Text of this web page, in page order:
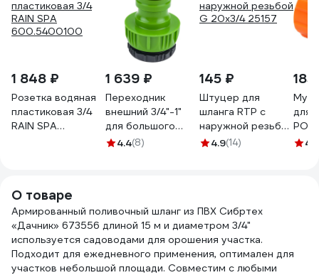
1 848 ₽
Розетка водяная
пластиковая 3/4
RAIN SPA
1 639 ₽
Переходник
внешний 3/4"-1"
для большого
объема воды USP
4.4(8)
145 ₽
Штуцер для
шланга RTP с
наружной резьбой
G 20х3/4 25157
4.9(14)
185
для
4.9
О товаре
Армированный поливочный шланг из ПВХ Сибртех
«Дачник» 673556 длиной 15 м и диаметром 3/4"
используется садоводами для орошения участка.
Подходит для ежедневного применения, оптимален для
участков небольшой площади. Совместим с любыми